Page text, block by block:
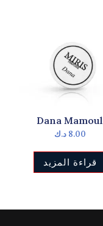
Dana Mamoul
8.00 د.ك
قراءة المزيد